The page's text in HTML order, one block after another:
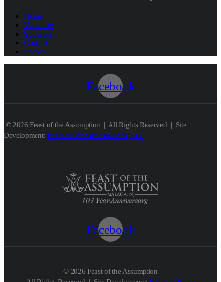
Home
Volunteer
Sponsors
Contact
Photos
Facebook
© 2026 Feast of the Assumption | All Rights Reserved | Site
Development: Business Website Solutions, LLC
Facebook
© 2026 Feast of the Assumption